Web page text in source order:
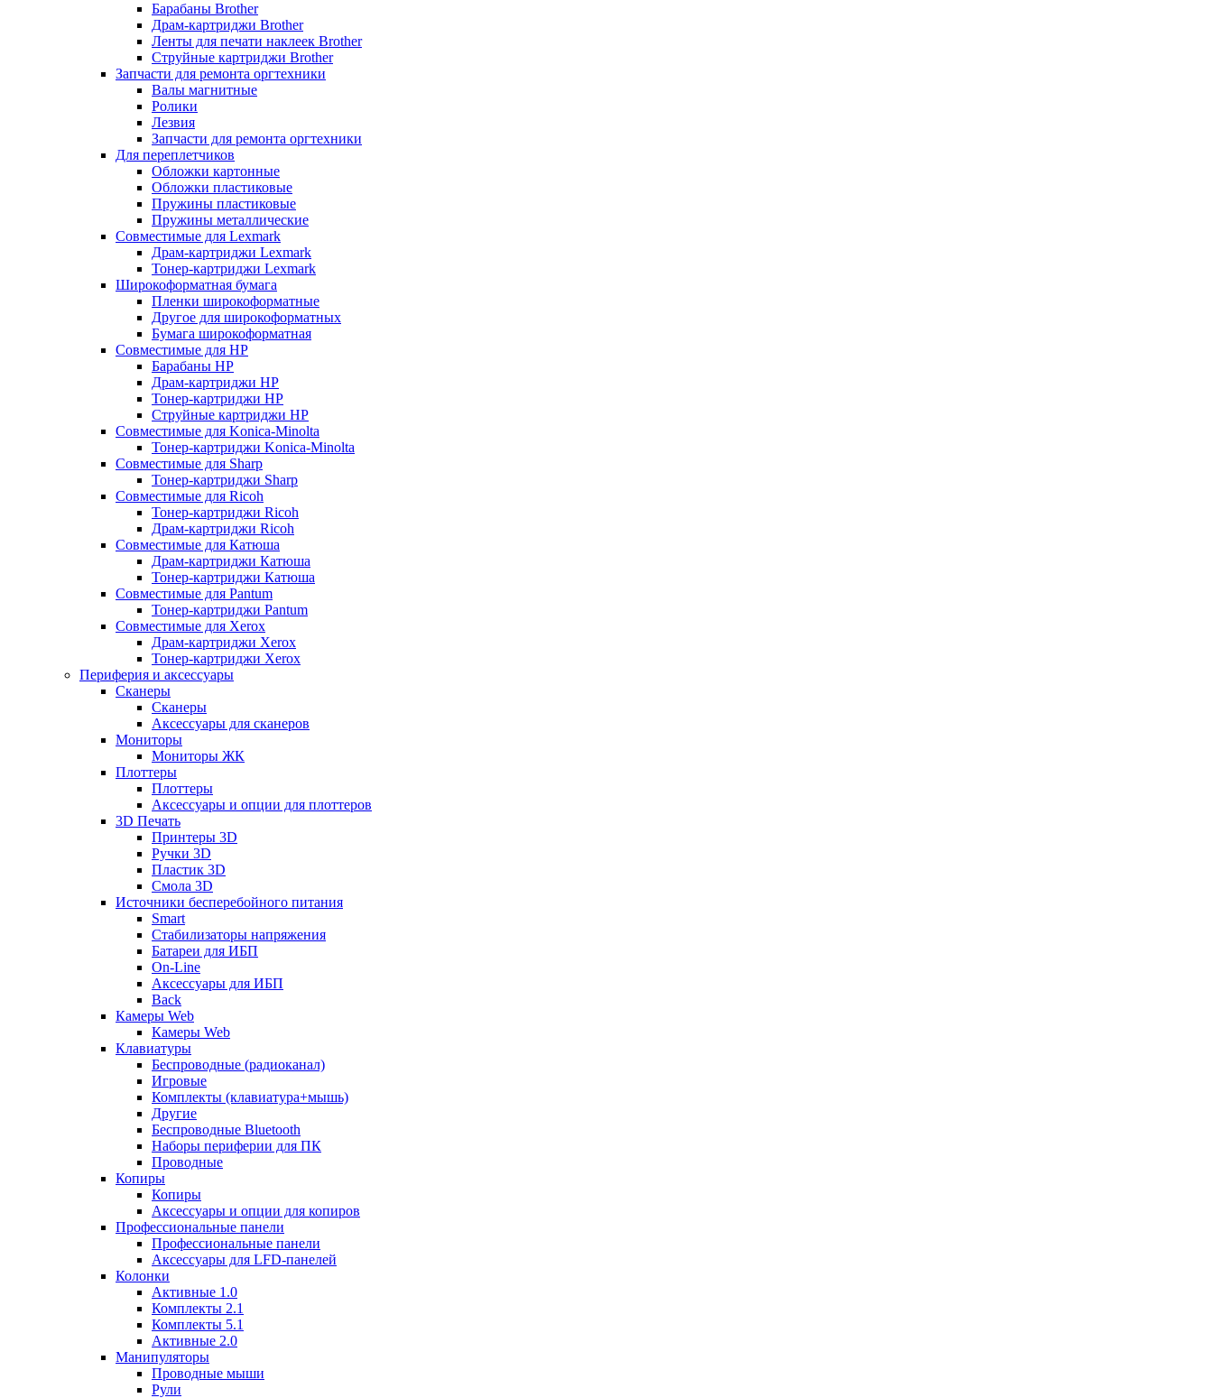
Барабаны Brother
Драм-картриджи Brother
Ленты для печати наклеек Brother
Струйные картриджи Brother
Запчасти для ремонта оргтехники
Валы магнитные
Ролики
Лезвия
Запчасти для ремонта оргтехники
Для переплетчиков
Обложки картонные
Обложки пластиковые
Пружины пластиковые
Пружины металлические
Совместимые для Lexmark
Драм-картриджи Lexmark
Тонер-картриджи Lexmark
Широкоформатная бумага
Пленки широкоформатные
Другое для широкоформатных
Бумага широкоформатная
Совместимые для HP
Барабаны HP
Драм-картриджи HP
Тонер-картриджи HP
Струйные картриджи HP
Совместимые для Konica-Minolta
Тонер-картриджи Konica-Minolta
Совместимые для Sharp
Тонер-картриджи Sharp
Совместимые для Ricoh
Тонер-картриджи Ricoh
Драм-картриджи Ricoh
Совместимые для Катюша
Драм-картриджи Катюша
Тонер-картриджи Катюша
Совместимые для Pantum
Тонер-картриджи Pantum
Совместимые для Xerox
Драм-картриджи Xerox
Тонер-картриджи Xerox
Периферия и аксессуары
Сканеры
Сканеры
Аксессуары для сканеров
Мониторы
Мониторы ЖК
Плоттеры
Плоттеры
Аксессуары и опции для плоттеров
3D Печать
Принтеры 3D
Ручки 3D
Пластик 3D
Смола 3D
Источники бесперебойного питания
Smart
Стабилизаторы напряжения
Батареи для ИБП
On-Line
Аксессуары для ИБП
Back
Камеры Web
Камеры Web
Клавиатуры
Беспроводные (радиоканал)
Игровые
Комплекты (клавиатура+мышь)
Другие
Беспроводные Bluetooth
Наборы периферии для ПК
Проводные
Копиры
Копиры
Аксессуары и опции для копиров
Профессиональные панели
Профессиональные панели
Аксессуары для LFD-панелей
Колонки
Активные 1.0
Комплекты 2.1
Комплекты 5.1
Активные 2.0
Манипуляторы
Проводные мыши
Рули